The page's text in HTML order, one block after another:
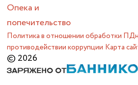
Опека и
попечительство
Политика в отношении обработки ПДн
противодействии коррупции Карта
© 2026